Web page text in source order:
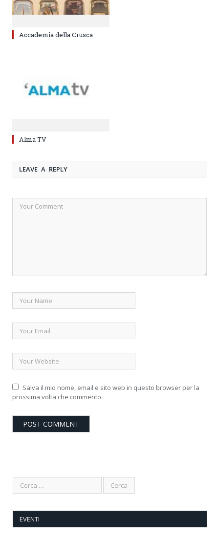
Accademia della Crusca
Alma TV
LEAVE A REPLY
Salva il mio nome, email e sito web in questo browser per la
prossima volta che commento.
EVENTI